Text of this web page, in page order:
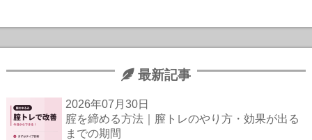
最新記事
2026年07月30日
腟を締める方法｜膣トレのやり方・効果が出る
までの期間